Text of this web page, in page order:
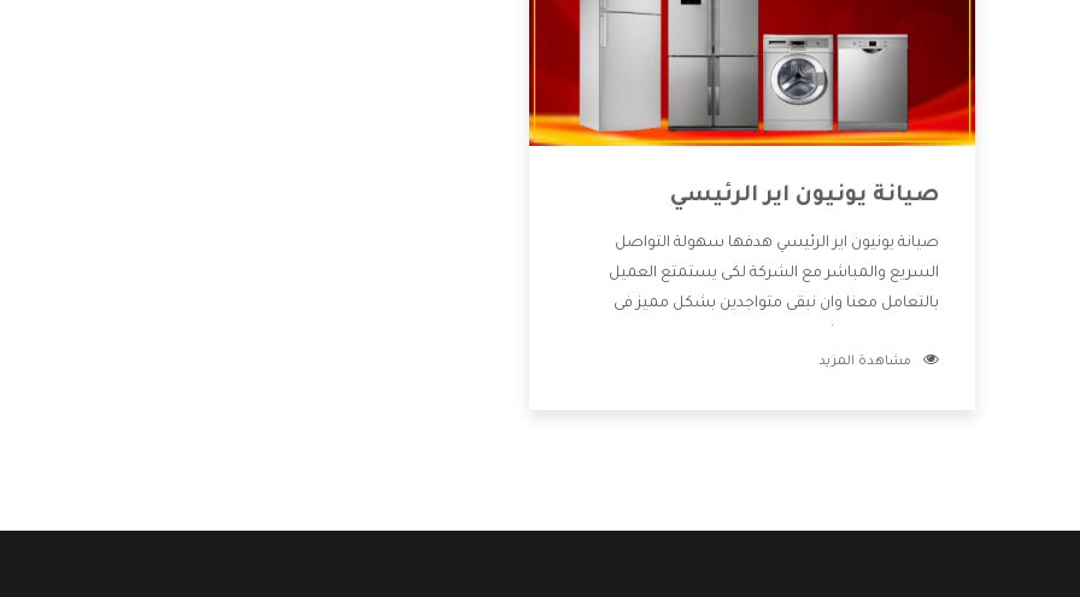
صيانة يونيون اير الرئيسي
صيانة يونيون اير الرئيسي هدفها سهولة التواصل
السريع والمباشر مع الشركة لكى يستمتع العميل
بالتعامل معنا وان نبقى متواجدين بشكل مميز فى
للعميل وان يستمتع بالخدمات التى تنفرد الشركة بها
مشاهدة المزيد